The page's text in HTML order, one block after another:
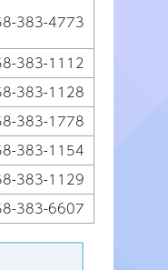
383-4773
383-1112
383-1128
383-1778
383-1154
383-1129
383-6607